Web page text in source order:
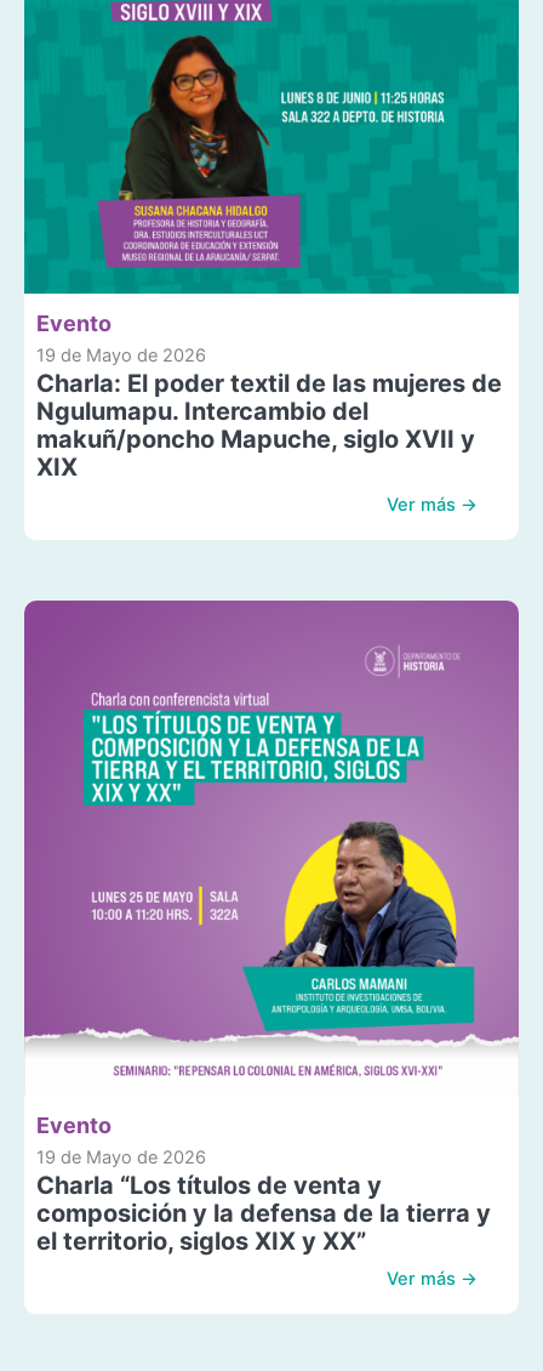
Evento
19 de Mayo de 2026
Charla: El poder textil de las mujeres de
Ngulumapu. Intercambio del
makuñ/poncho Mapuche, siglo XVII y
XIX
Ver más →
Evento
19 de Mayo de 2026
Charla “Los títulos de venta y
composición y la defensa de la tierra y
el territorio, siglos XIX y XX”
Ver más →